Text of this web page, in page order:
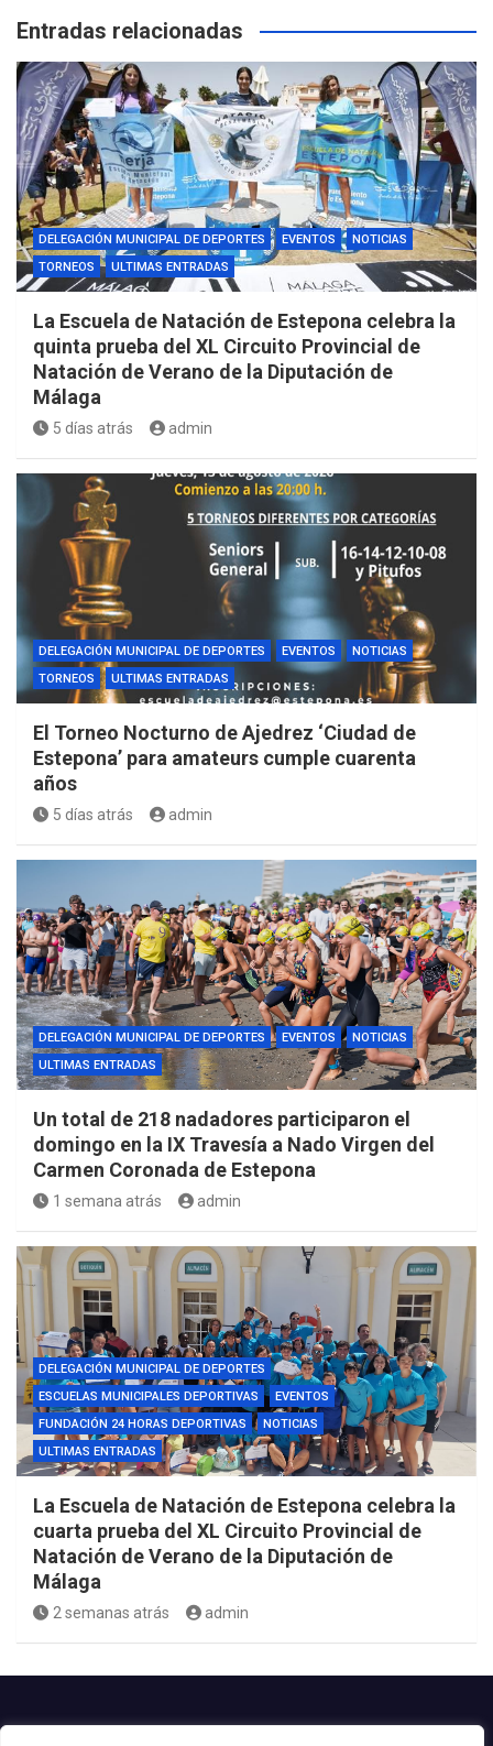
Entradas relacionadas
DELEGACIÓN MUNICIPAL DE DEPORTES EVENTOS
NOTICIAS
TORNEOS
ULTIMAS ENTRADAS
La Escuela de Natación de Estepona celebra la
quinta prueba del XL Circuito Provincial de
Natación de Verano de la Diputación de
Málaga
5 días atrás admin
DELEGACIÓN MUNICIPAL DE DEPORTES EVENTOS
NOTICIAS
TORNEOS
ULTIMAS ENTRADAS
El Torneo Nocturno de Ajedrez ‘Ciudad de
Estepona’ para amateurs cumple cuarenta
años
5 días atrás admin
DELEGACIÓN MUNICIPAL DE DEPORTES EVENTOS
NOTICIAS
ULTIMAS ENTRADAS
Un total de 218 nadadores participaron el
domingo en la IX Travesía a Nado Virgen del
Carmen Coronada de Estepona
1 semana atrás admin
DELEGACIÓN MUNICIPAL DE DEPORTES
ESCUELAS MUNICIPALES DEPORTIVAS
EVENTOS
FUNDACIÓN 24 HORAS DEPORTIVAS
NOTICIAS
ULTIMAS ENTRADAS
La Escuela de Natación de Estepona celebra la
cuarta prueba del XL Circuito Provincial de
Natación de Verano de la Diputación de
Málaga
2 semanas atrás admin